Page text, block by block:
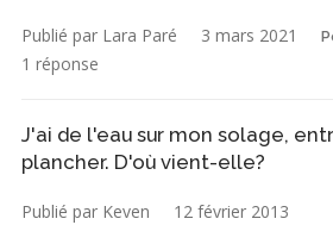
Publié par Lara Paré 3 mars 2021
1 réponse
J'ai de l'eau sur mon solage,
plancher. D'où vient-elle?
Publié par Keven 12 février 2013